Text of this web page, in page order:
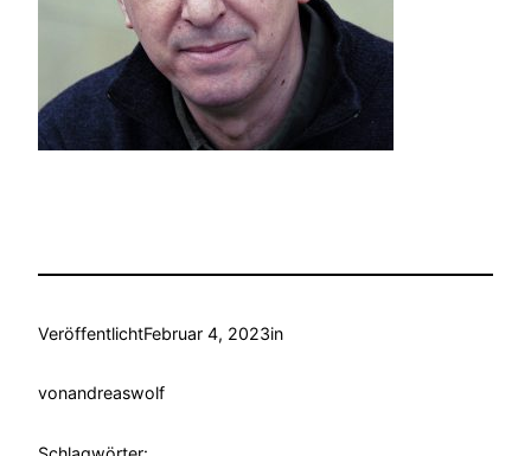
VeröffentlichtFebruar 4, 2023in
vonandreaswolf